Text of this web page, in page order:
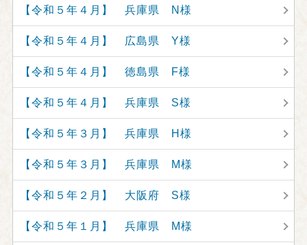
【令和５年４月】 兵庫県 N様
【令和５年４月】 広島県 Y様
【令和５年４月】 徳島県 F様
【令和５年４月】 兵庫県 S様
【令和５年３月】 兵庫県 H様
【令和５年３月】 兵庫県 M様
【令和５年２月】 大阪府 S様
【令和５年１月】 兵庫県 M様